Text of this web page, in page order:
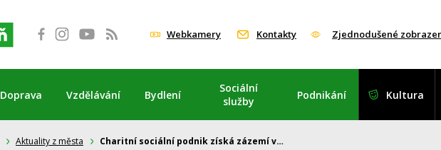
Webkamery Kontakty Zjednodušené
Doprava Vzdělávání Bydlení
Sociální
služby
Podnikání Kultura
Aktuality z města Charitní sociální podnik získá zázemí v…